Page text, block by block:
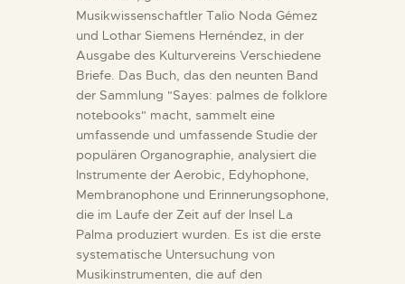
Musikwissenschaftler Talio Noda Gémez
und Lothar Siemens Hernéndez, in der
Ausgabe des Kulturvereins Verschiedene
Briefe. Das Buch, das den neunten Band
der Sammlung "Sayes: palmes de folklore
notebooks" macht, sammelt eine
umfassende und umfassende Studie der
populären Organographie, analysiert die
Instrumente der Aerobic, Edyhophone,
Membranophone und Erinnerungsophone,
die im Laufe der Zeit auf der Insel La
Palma produziert wurden. Es ist die erste
systematische Untersuchung von
Musikinstrumenten, die auf den